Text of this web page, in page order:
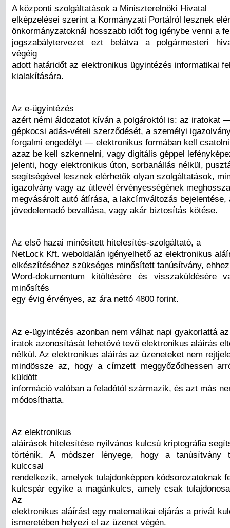
A központi szolgáltatások a Miniszterelnöki Hivatal
elképzelései szerint a Kormányzati Portálról lesznek
önkormányzatoknál hosszabb időt fog igénybe venni a
jogszabálytervezet ezt belátva a polgármesteri
végéig
adott határidőt az elektronikus ügyintézés informatikai
kialakítására.
Az e-ügyintézés
azért némi áldozatot kíván a polgároktól is: az iratokat
gépkocsi adás-vételi szerződését, a személyi
forgalmi engedélyt — elektronikus formában kell
azaz be kell szkennelni, vagy digitális géppel
jelenti, hogy elektronikus úton, sorbanállás nélkül,
segítségével lesznek elérhetők olyan szolgáltatások,
igazolvány vagy az útlevél érvényességének
megvásárolt autó átírása, a lakcímváltozás bejelentése,
jövedelemadó bevallása, vagy akár biztosítás kötése.
Az első hazai minősített hitelesítés-szolgáltató, a
NetLock Kft. weboldalán igényelhető az elektronikus
elkészítéséhez szükséges minősített tanúsítvány,
Word-dokumentum kitöltésére és visszaküldésére
minősítés
egy évig érvényes, az ára nettó 4800 forint.
Az e-ügyintézés azonban nem válhat napi gyakorlattá az
iratok azonosítását lehetővé tevő elektronikus aláírás
nélkül. Az elektronikus aláírás az üzeneteket nem
mindössze az, hogy a címzett meggyőződhessen
küldött
információ valóban a feladótól származik, és azt más
módosíthatta.
Az elektronikus
aláírások hitelesítése nyilvános kulcsú kriptográfia
történik. A módszer lényege, hogy a tanúsítvány
kulccsal
rendelkezik, amelyek tulajdonképpen kódsorozatoknak
kulcspár egyike a magánkulcs, amely csak
Az
elektronikus aláírást egy matematikai eljárás a privát
ismeretében helyezi el az üzenet végén.